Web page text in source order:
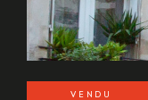
VENDU